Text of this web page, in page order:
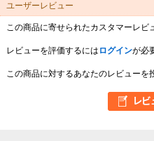
ユーザーレビュー
この商品に寄せられたカスタマーレビ
レビューを評価するには ログインが必
この商品に対するあなたのレビューを